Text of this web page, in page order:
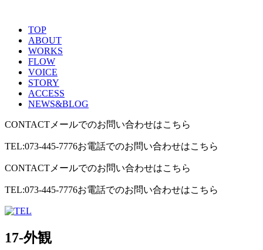
TOP
ABOUT
WORKS
FLOW
VOICE
STORY
ACCESS
NEWS&BLOG
CONTACT メールでのお問い合わせはこちら
TEL:073-445-7776お電話でのお問い合わせはこちら
CONTACT メールでのお問い合わせはこちら
TEL:073-445-7776お電話でのお問い合わせはこちら
17-外観